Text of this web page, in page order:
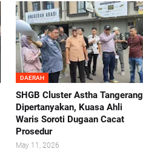
DAERAH
SHGB Cluster Astha Tangerang
Dipertanyakan, Kuasa Ahli
Waris Soroti Dugaan Cacat
Prosedur
May 11, 2026